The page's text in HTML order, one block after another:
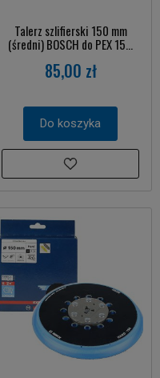
Talerz szlifierski 150 mm
(średni) BOSCH do PEX 15...
85,00 zł
Do koszyka